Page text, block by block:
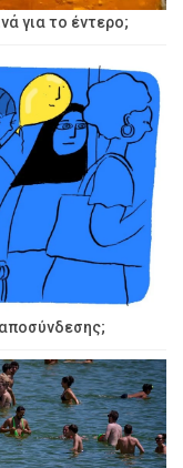
για το έντερο;
αποσύνδεσης;